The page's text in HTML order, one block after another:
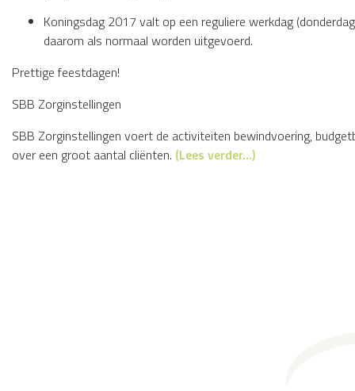
Koningsdag 2017 valt op een reguliere werkdag
daarom als normaal worden uitgevoerd.
Prettige feestdagen!
SBB Zorginstellingen
SBB Zorginstellingen voert de activiteiten bewindvoering,
over een groot aantal cliënten. (Lees verder…)